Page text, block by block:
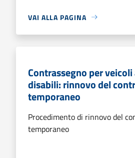
VAI ALLA PAGINA
Contrassegno per
disabili: rinnovo del
temporaneo
Procedimento di rinnovo del
temporaneo